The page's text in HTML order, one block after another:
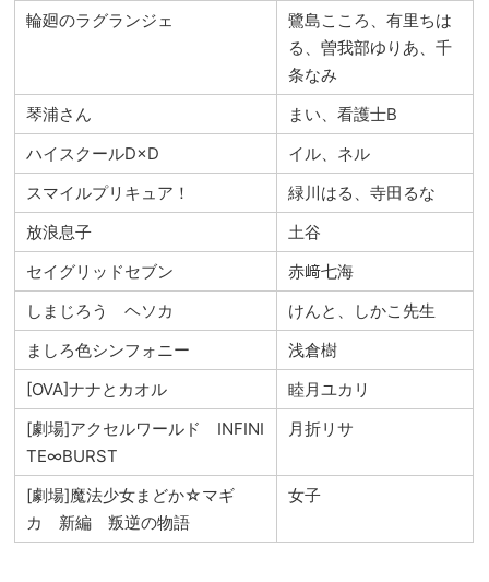
輪廻のラグランジェ
鷺島こころ、有里ちは
る、曽我部ゆりあ、千
条なみ
琴浦さん
まい、看護士B
ハイスクールD×D
イル、ネル
スマイルプリキュア！
緑川はる、寺田るな
放浪息子
土谷
セイグリッドセブン
赤﨑七海
しまじろう ヘソカ
けんと、しかこ先生
ましろ色シンフォニー
浅倉樹
[OVA]ナナとカオル
睦月ユカリ
[劇場]アクセルワールド INFINI
TE∞BURST
月折リサ
[劇場]魔法少女まどか☆マギ
カ 新編 叛逆の物語
女子